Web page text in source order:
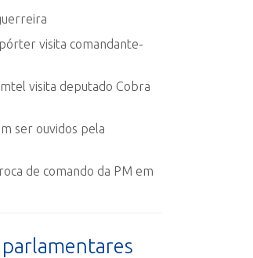
visita comandante-
visita deputado Cobra
ser ouvidos pela
de comando da PM em